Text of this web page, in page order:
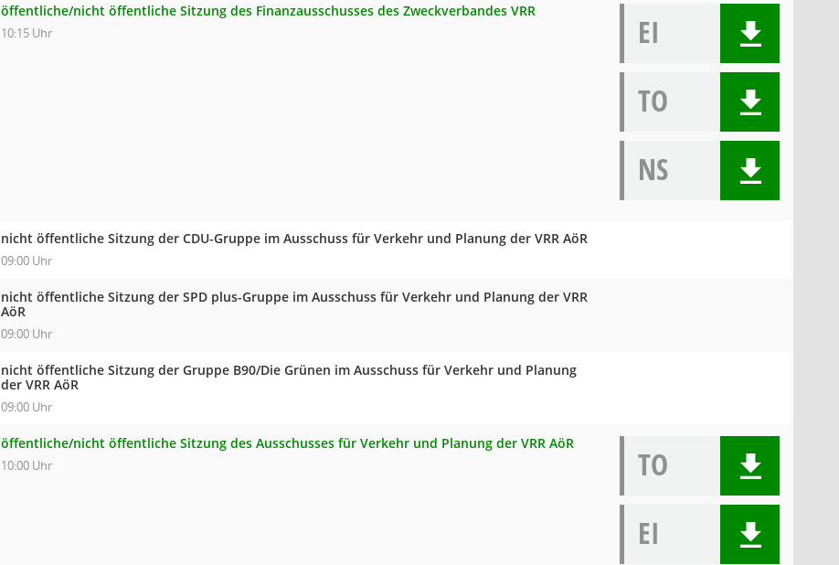
öffentliche/nicht öffentliche Sitzung des Finanzausschusses des Zweckverbandes VRR
10:15 Uhr
EI
TO
NS
nicht öffentliche Sitzung der CDU-Gruppe im Ausschuss für Verkehr und Planung der VRR AöR
09:00 Uhr
nicht öffentliche Sitzung der SPD plus-Gruppe im Ausschuss für Verkehr und Planung der VRR
AöR
09:00 Uhr
nicht öffentliche Sitzung der Gruppe B90/Die Grünen im Ausschuss für Verkehr und Planung
der VRR AöR
09:00 Uhr
öffentliche/nicht öffentliche Sitzung des Ausschusses für Verkehr und Planung der VRR AöR
10:00 Uhr
TO
EI